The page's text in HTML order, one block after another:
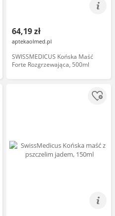
64,19 zł
aptekaolmed.pl
SWISSMEDICUS Końska Maść
Forte Rozgrzewająca, 500ml